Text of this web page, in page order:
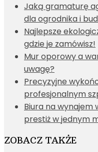
Jaką gramaturę
dla ogrodnika i
Najlepsze
gdzie je zamówisz!
Mur oporowy a
uwagę?
Precyzyjne
profesjonalnym
Biura na wynajem
prestiż w jednym
ZOBACZ TAKŻE